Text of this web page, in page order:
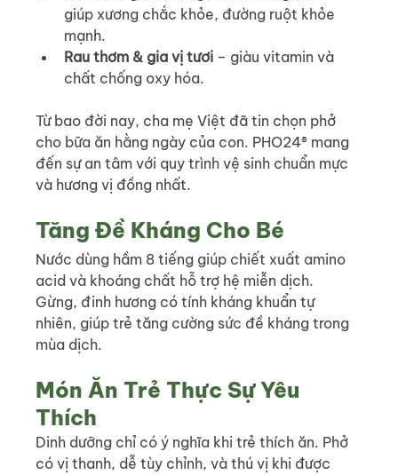
giúp xương chắc khỏe, đường ruột khỏe
mạnh.
Rau thơm & gia vị tươi – giàu vitamin và
chất chống oxy hóa.
Từ bao đời nay, cha mẹ Việt đã tin chọn phở
cho bữa ăn hằng ngày của con. PHO24® mang
đến sự an tâm với quy trình vệ sinh chuẩn mực
và hương vị đồng nhất.
Tăng Đề Kháng Cho Bé
Nước dùng hầm 8 tiếng giúp chiết xuất amino
acid và khoáng chất hỗ trợ hệ miễn dịch.
Gừng, đinh hương có tính kháng khuẩn tự
nhiên, giúp trẻ tăng cường sức đề kháng trong
mùa dịch.
Món Ăn Trẻ Thực Sự Yêu
Thích
Dinh dưỡng chỉ có ý nghĩa khi trẻ thích ăn. Phở
có vị thanh, dễ tùy chỉnh, và thú vị khi được